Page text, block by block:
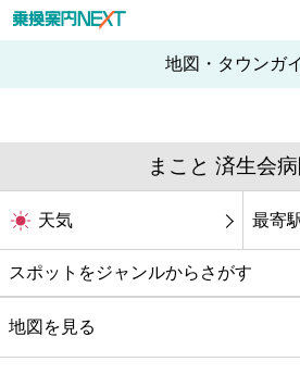
地図・タウンガ
まこと 済生会
天気 最寄
スポットをジャンルからさがす
グルメ
地図を見る